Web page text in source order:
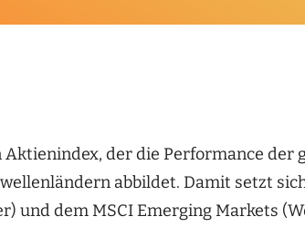
Aktienindex, der die Performance der
ellenländern abbildet. Damit setzt
und dem MSCI Emerging Markets